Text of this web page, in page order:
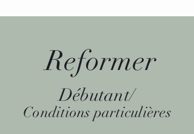
Reformer
Débutant/
Conditions particulières